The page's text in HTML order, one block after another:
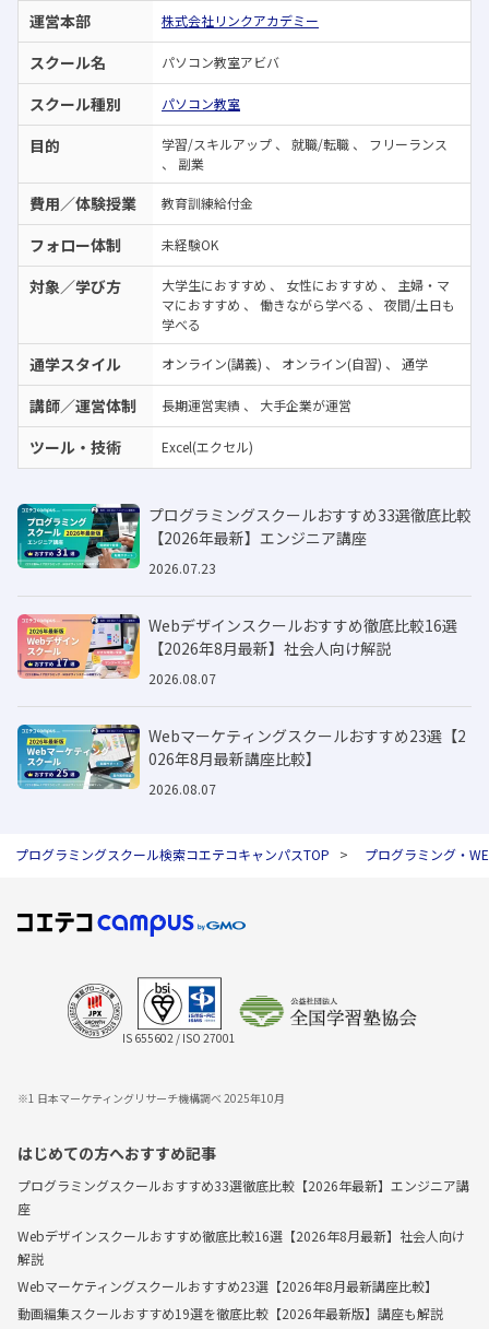
るまでもう少しそっとして欲しかったです。 金額に
関しては高い印象はありましたが、結果的に活きた
ので相応だったかと思います。安く抑える方法はあっ
たのかもしれませんが合格してスキルも活かす事が
できたので良かったと考えてます。
運営本部 株式会社リンクアカデミー
スクール名 パソコン教室アビバ
スクール種別 パソコン教室
目的 学習/スキルアップ 、 就職/転職 、 フリーランス
、 副業
費用／体験授業 教育訓練給付金
フォロー体制 未経験OK
対象／学び方 大学生におすすめ 、 女性におすすめ 、 主婦・マ
マにおすすめ 、 働きながら学べる 、 夜間/土日も
学べる
通学スタイル オンライン(講義) 、 オンライン(自習) 、 通学
講師／運営体制 長期運営実績 、 大手企業が運営
ツール・技術 Excel(エクセル)
プログラミングスクールおすすめ33選徹底比較
【2026年最新】エンジニア講座
2026.07.23
Webデザインスクールおすすめ徹底比較16選
【2026年8月最新】社会人向け解説
2026.08.07
Webマーケティングスクールおすすめ23選【2
026年8月最新講座比較】
2026.08.07
プログラミングスクール検索コエテコキャンパスTOP プログラミング・
IS 655602 / ISO 27001
※1 日本マーケティングリサーチ機構調べ 2025年10月
はじめての方へおすすめ記事
プログラミングスクールおすすめ33選徹底比較【2026年最新】エンジニア講
座
Webデザインスクールおすすめ徹底比較16選【2026年8月最新】社会人向け
解説
Webマーケティングスクールおすすめ23選【2026年8月最新講座比較】
動画編集スクールおすすめ19選を徹底比較【2026年最新版】講座も解説